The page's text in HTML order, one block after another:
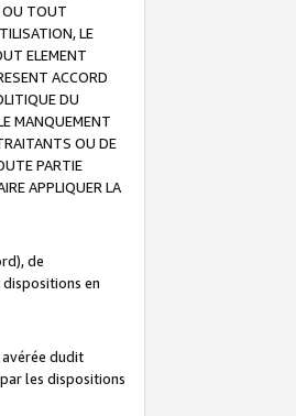
OU TOUT
LE
ELEMENT
ACCORD
DU
MANQUEMENT
OU DE
PARTIE
APPLIQUER LA
de
en
dudit
les dispositions